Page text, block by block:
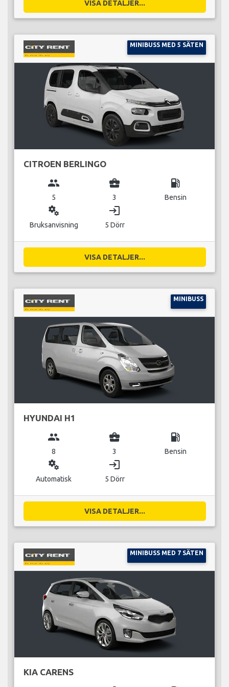
VISA DETALJER...
MINIBUSS MED 5 SÄTEN
CITROEN BERLINGO
group
5
business_center
3
local_gas_station
Bensin
miscellaneous_services
Bruksanvisning
login
5 Dörr
VISA DETALJER...
MINIBUSS
HYUNDAI H1
group
8
business_center
3
local_gas_station
Bensin
miscellaneous_services
Automatisk
login
5 Dörr
VISA DETALJER...
MINIBUSS MED 7 SÄTEN
KIA CARENS